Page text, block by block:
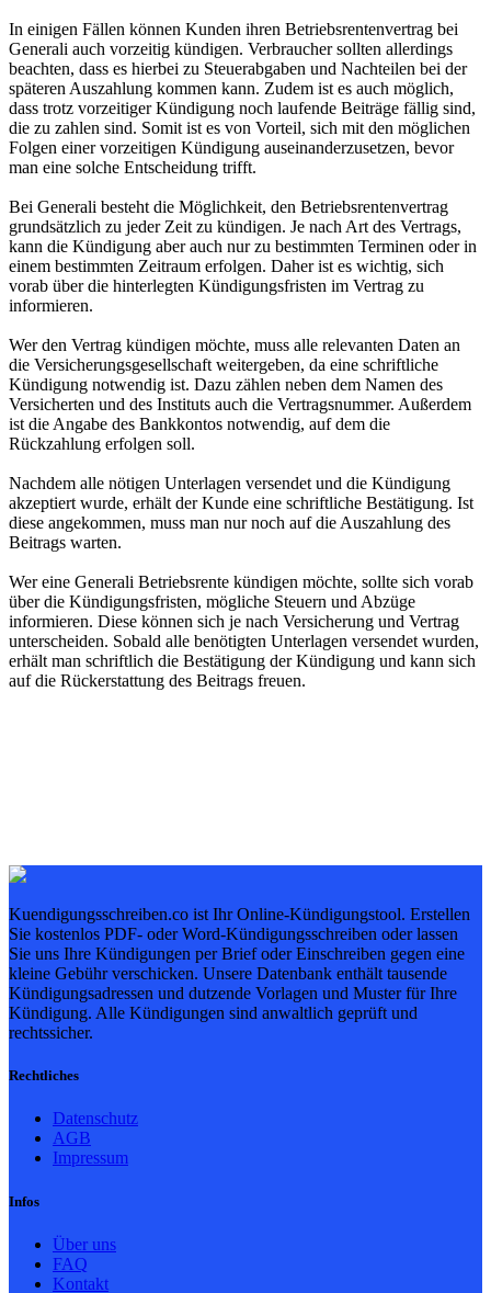
In einigen Fällen können Kunden ihren Betriebsrentenvertrag bei
Generali auch vorzeitig kündigen. Verbraucher sollten allerdings
beachten, dass es hierbei zu Steuerabgaben und Nachteilen bei der
späteren Auszahlung kommen kann. Zudem ist es auch möglich,
dass trotz vorzeitiger Kündigung noch laufende Beiträge fällig sind,
die zu zahlen sind. Somit ist es von Vorteil, sich mit den möglichen
Folgen einer vorzeitigen Kündigung auseinanderzusetzen, bevor
man eine solche Entscheidung trifft.
Bei Generali besteht die Möglichkeit, den Betriebsrentenvertrag
grundsätzlich zu jeder Zeit zu kündigen. Je nach Art des Vertrags,
kann die Kündigung aber auch nur zu bestimmten Terminen oder in
einem bestimmten Zeitraum erfolgen. Daher ist es wichtig, sich
vorab über die hinterlegten Kündigungsfristen im Vertrag zu
informieren.
Wer den Vertrag kündigen möchte, muss alle relevanten Daten an
die Versicherungsgesellschaft weitergeben, da eine schriftliche
Kündigung notwendig ist. Dazu zählen neben dem Namen des
Versicherten und des Instituts auch die Vertragsnummer. Außerdem
ist die Angabe des Bankkontos notwendig, auf dem die
Rückzahlung erfolgen soll.
Nachdem alle nötigen Unterlagen versendet und die Kündigung
akzeptiert wurde, erhält der Kunde eine schriftliche Bestätigung. Ist
diese angekommen, muss man nur noch auf die Auszahlung des
Beitrags warten.
Wer eine Generali Betriebsrente kündigen möchte, sollte sich vorab
über die Kündigungsfristen, mögliche Steuern und Abzüge
informieren. Diese können sich je nach Versicherung und Vertrag
unterscheiden. Sobald alle benötigten Unterlagen versendet wurden,
erhält man schriftlich die Bestätigung der Kündigung und kann sich
auf die Rückerstattung des Beitrags freuen.
Kuendigungsschreiben.co ist Ihr Online-Kündigungstool. Erstellen
Sie kostenlos PDF- oder Word-Kündigungsschreiben oder lassen
Sie uns Ihre Kündigungen per Brief oder Einschreiben gegen eine
kleine Gebühr verschicken. Unsere Datenbank enthält tausende
Kündigungsadressen und dutzende Vorlagen und Muster für Ihre
Kündigung. Alle Kündigungen sind anwaltlich geprüft und
rechtssicher.
Rechtliches
Datenschutz
AGB
Impressum
Infos
Über uns
FAQ
Kontakt